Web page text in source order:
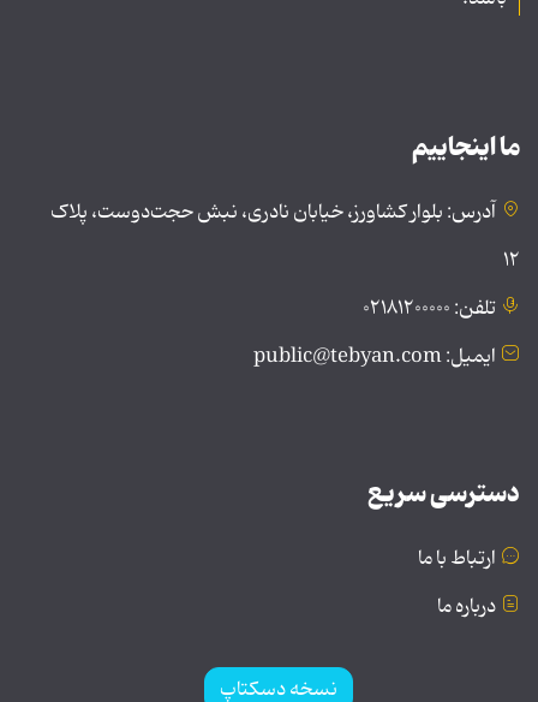
ما اینجاییم
آدرس: بلوار کشاورز، خیابان نادری، نبش حجت‌دوست، پلاک
۱۲
تلفن: ۰۲۱۸۱۲۰۰۰۰۰
ایمیل: public@tebyan.com
دسترسی سریع
ارتباط با ما
درباره ما
نسخه دسکتاپ